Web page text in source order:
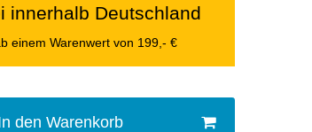
innerhalb Deutschland
einem Warenwert von 199,- €
den Warenkorb